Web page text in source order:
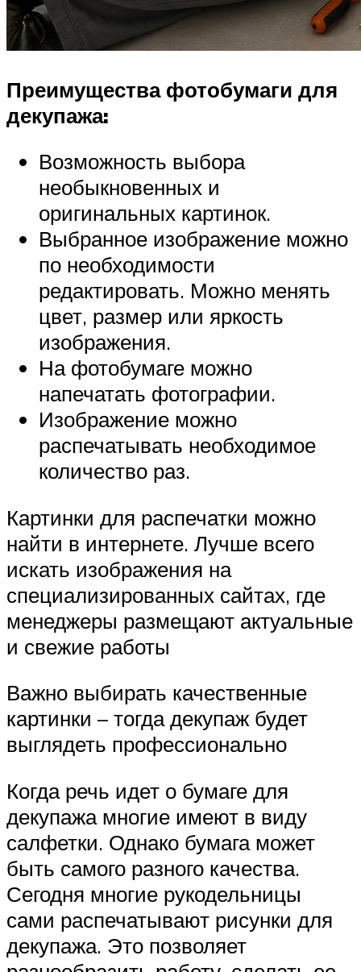
Преимущества фотобумаги для
декупажа:
Возможность выбора
необыкновенных и
оригинальных картинок.
Выбранное изображение можно
по необходимости
редактировать. Можно менять
цвет, размер или яркость
изображения.
На фотобумаге можно
напечатать фотографии.
Изображение можно
распечатывать необходимое
количество раз.
Картинки для распечатки можно
найти в интернете. Лучше всего
искать изображения на
специализированных сайтах, где
менеджеры размещают актуальные
и свежие работы
Важно выбирать качественные
картинки – тогда декупаж будет
выглядеть профессионально
Когда речь идет о бумаге для
декупажа многие имеют в виду
салфетки. Однако бумага может
быть самого разного качества.
Сегодня многие рукодельницы
сами распечатывают рисунки для
декупажа. Это позволяет